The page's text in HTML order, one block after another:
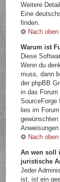
Weitere
Eine
finden.
Nach oben
Warum ist
Diese
Wenn du
muss, dann
der phpBB
in das
SourceForge
lies im
Nach oben
An wen soll
juristische
Jeder
ist, ist ein